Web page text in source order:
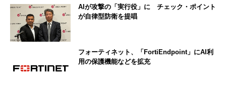
AIが攻撃の「実行役」に チェック・ポイント
が自律型防衛を提唱
フォーティネット、「FortiEndpoint」にAI利
用の保護機能などを拡充